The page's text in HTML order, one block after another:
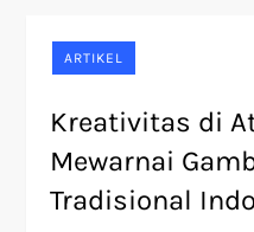
ARTIKEL
Kreativitas di
Mewarnai
Tradisional